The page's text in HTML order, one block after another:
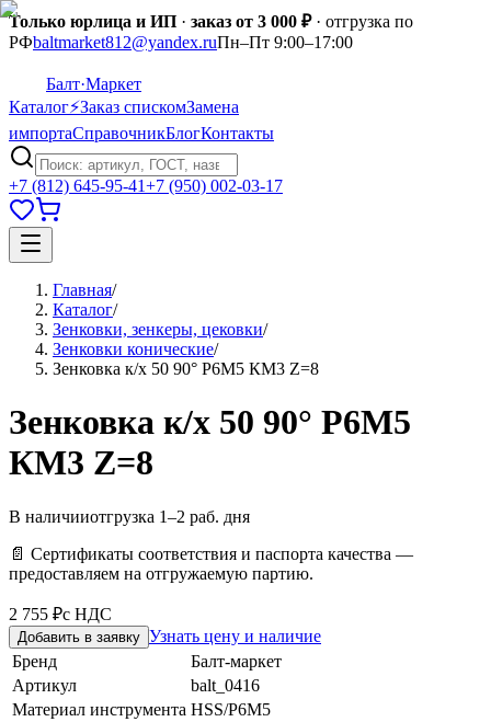
Только юрлица и ИП · заказ от 3 000 ₽· отгрузка по
РФbaltmarket812@yandex.ruПн–Пт 9:00–17:00
Балт·Маркет
Каталог⚡Заказ спискомЗамена
импортаСправочникБлогКонтакты
+7 (812) 645-95-41+7 (950) 002-03-17
Главная/
Каталог/
Зенковки, зенкеры, цековки/
Зенковки конические/
Зенковка к/х 50 90° Р6М5 КМ3 Z=8
Зенковка к/х 50 90° Р6М5
КМ3 Z=8
В наличииотгрузка 1–2 раб. дня
📄 Сертификаты соответствия и паспорта качества —
предоставляем на отгружаемую партию.
2 755 ₽с НДС
Добавить в заявку Узнать цену и наличие
Бренд
Балт-маркет
Артикул
balt_0416
Материал инструмента HSS/Р6М5